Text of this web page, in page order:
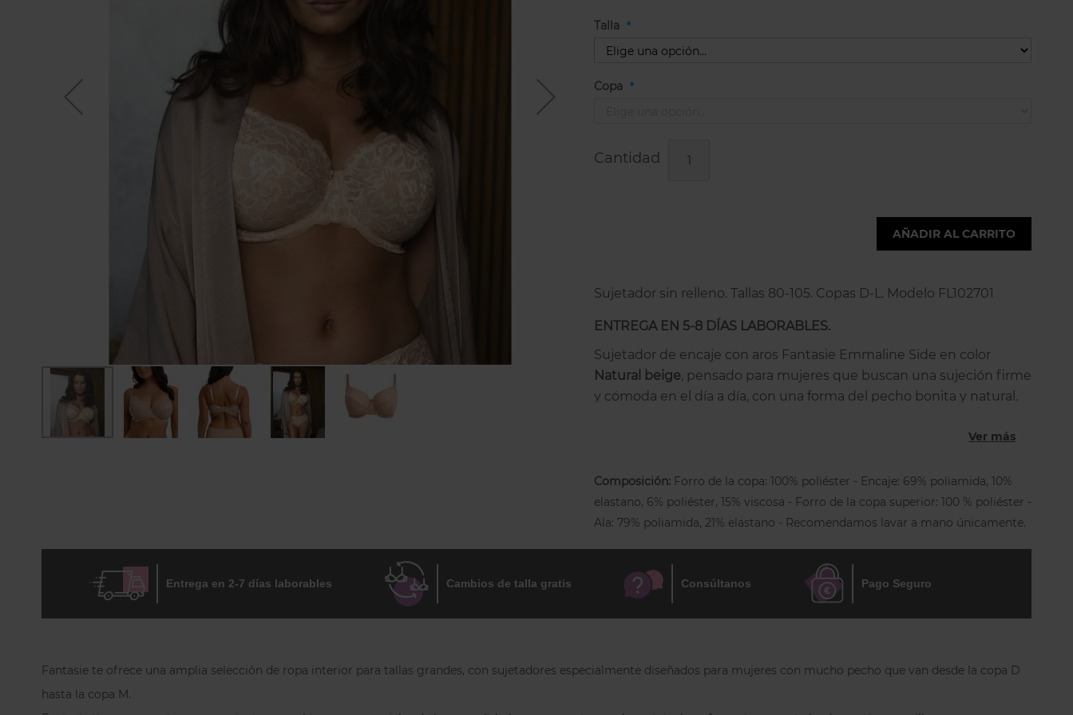
Talla
Copa
Cantidad
AÑADIR AL CARRITO
Sujetador sin relleno. Tallas 80-105. Copas D-L. Modelo FL102701
ENTREGA EN 5-8 DÍAS LABORABLES.
Sujetador de encaje con aros Fantasie Emmaline Side en color
Natural beige, pensado para mujeres que buscan una sujeción firme
y cómoda en el día a día, con una forma del pecho bonita y natural.
en delicado encaje sobre una base clara que aporta un acabado
partes y completamente forradas, lo que permite recoger el pecho
desde la axila, centrarlo y elevarlo, ofreciendo una silueta más
equilibrada incluso en tallas grandes.
comodidad, especialmente en pechos con más peso. Los
regulables en toda su longitud
están más centrados para mejorar el
ajuste, y se adaptan en anchura según la talla. Laespalda forrada con
Ver más
Composición: Forro de la copa: 100% poliéster - Encaje: 69% poliamida, 10%
elastano, 6% poliéster, 15% viscosa - Forro de la copa superior: 100 % poliéster -
Ala: 79% poliamida, 21% elastano - Recomendamos lavar a mano únicamente.
gallery
Entrega en 2-7 días laborables Cambios de talla gratis Consúltanos Pago Seguro
Fantasie te ofrece una amplia selección de ropa interior para tallas grandes, con sujetadores especialmente diseñados para mujeres con mucho pecho que van desde la copa D
hasta la copa M.